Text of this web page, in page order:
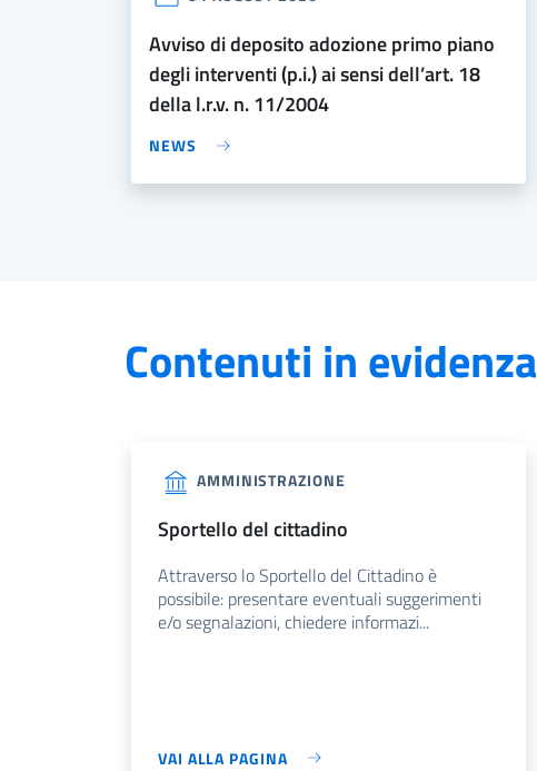
avviso di deposito adozione primo piano
degli interventi (p.i.) ai sensi dell’art. 18
della l.r.v. n. 11/2004
NEWS
Contenuti in evidenza
AMMINISTRAZIONE
sportello del cittadino
Attraverso lo Sportello del Cittadino è
possibile: presentare eventuali suggerimenti
e/o segnalazioni, chiedere informazi...
VAI ALLA PAGINA